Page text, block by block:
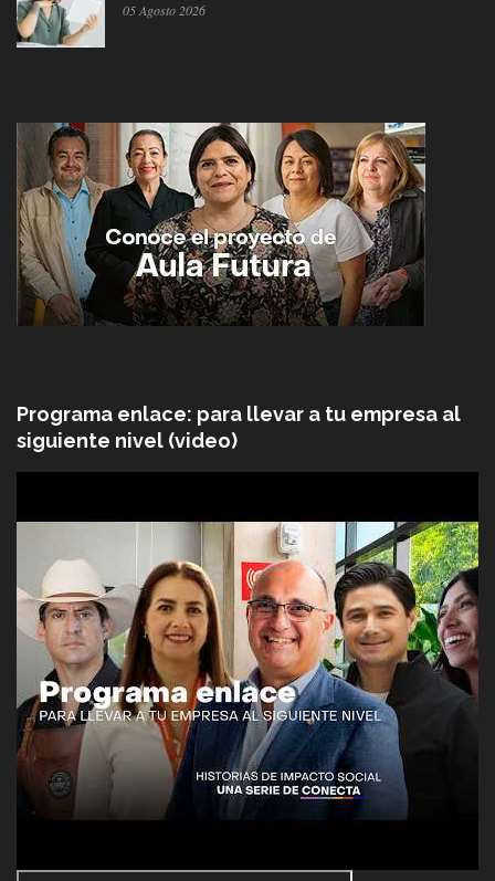
05 Agosto 2026
Programa enlace: para llevar a tu empresa al
siguiente nivel (video)